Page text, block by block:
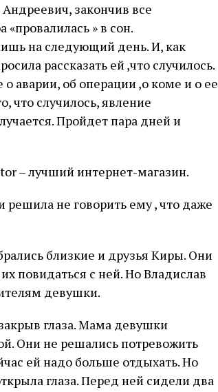
закончив все
» в сон.
на следующий день. И, как
рассказать ей ,что случилось.
аварии, об операции ,о коме и о ее
что случилось, явление
Пройдет пара дней и
– лучший интернет-магазин.
не говорить ему , что даже
близкие и друзья Киры. Они
повидаться с ней. Но Владислав
девушки.
глаза. Мама девушки
Они не решались потревожить
ей надо больше отдыхать. Но
глаза. Перед ней сидели два